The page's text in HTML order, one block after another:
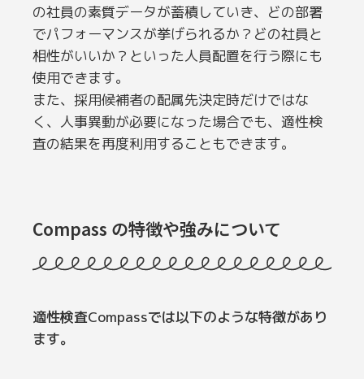
の社員の素質データが蓄積していき、どの部署
でパフォーマンスが挙げられるか？どの社員と
相性がいいか？といった人員配置を行う際にも
使用できます。
また、採用候補者の配属先決定時だけではな
く、人事異動が必要になった場合でも、適性検
査の結果を再度利用することもできます。
Compass の特徴や強みについて
適性検査Compassでは以下のような特徴があり
ます。